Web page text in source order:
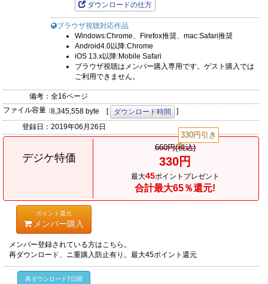
ダウンロードの仕方
ブラウザ視聴対応作品
Windows:Chrome、Firefox推奨、mac:Safari推奨
Android4.0以降:Chrome
iOS 13.x以降:Mobile Safari
ブラウザ視聴はメンバー購入専用です。ゲスト購入では
ご利用できません。
備考： 全16ページ
ファイル容量：8,345,558 byte [ ダウンロード時間
]
登録日： 2019年06月26日
デジケ特価
660円(税込)
330円引き
330円
最大45ポイントプレゼント
合計最大65％還元!
ポイント還元
メンバー購入
メンバー登録されている方はこちら。
再ダウンロード、ニ重購入防止有り。最大45ポイント還元
再ダウンロード7日間